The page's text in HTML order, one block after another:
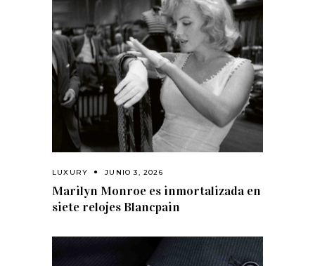
LUXURY JUNIO 3, 2026
Marilyn Monroe es inmortalizada en
siete relojes Blancpain